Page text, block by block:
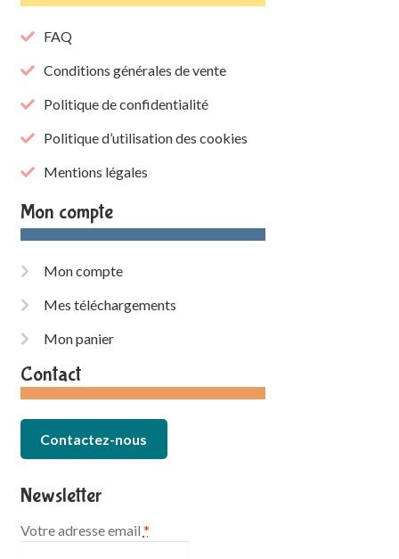
FAQ
Conditions générales de vente
Politique de confidentialité
Politique d’utilisation des cookies
Mentions légales
Mon compte
Mon compte
Mes téléchargements
Mon panier
Contact
Contactez-nous
Newsletter
Votre adresse email *